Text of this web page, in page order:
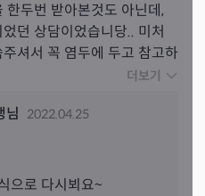
두번 받아본것도 아닌데,
던 상담이었습니당.. 미처
셔서 꼭 염두에 두고 참고하
대로 앞으로 보다 힘내서 노
더보기
님 2022.04.25
으로 다시뵈요~